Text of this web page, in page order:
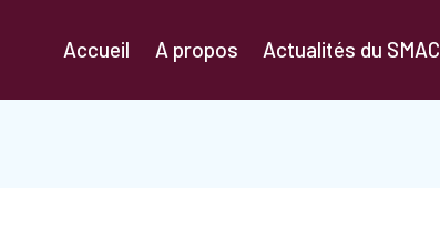
Accueil A propos Actualités du SMAC